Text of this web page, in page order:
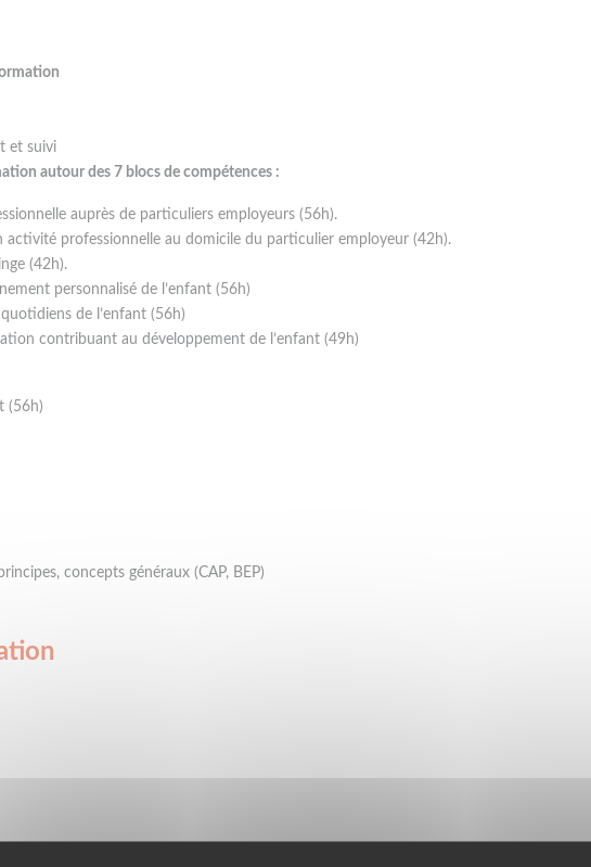
et suivi
autour des 7 blocs de compétences :
auprès de particuliers employeurs (56h).
activité professionnelle au domicile du particulier employeur (42h).
(42h).
personnalisé de l’enfant (56h)
de l’enfant (56h)
contribuant au développement de l’enfant (49h)
(56h)
concepts généraux (CAP, BEP)